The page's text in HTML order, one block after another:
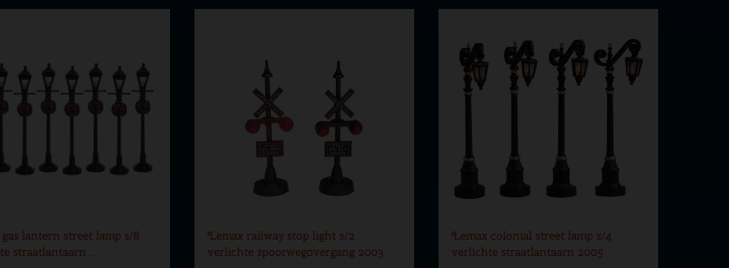
lantern street lamp s/8
straatlantaarn …
Lemax railway stop light s/2
verlichte spoorwegovergang 2003
Lemax colonial street lamp s/4
verlichte straatlantaarn 2005